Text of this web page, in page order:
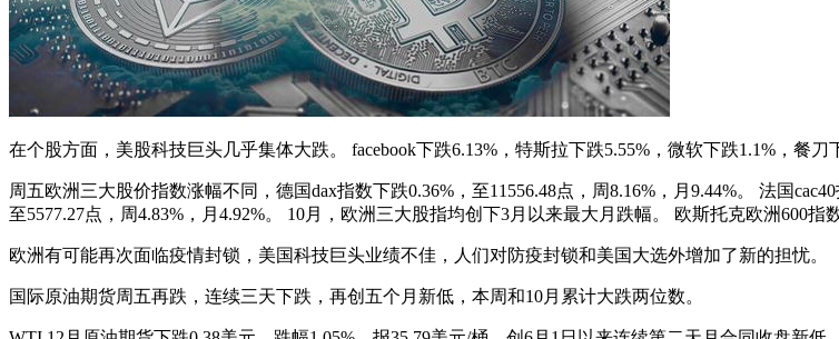
在个股方面，美股科技巨头几乎集体大跌。 facebook下跌6.13%，特斯拉下跌5.55%，微软下跌1.1%，餐
周五欧洲三大股价指数涨幅不同，德国dax指数下跌0.36%，至11556.48点，周8.16%，月9.44%。 法国
至5577.27点，周4.83%，月4.92%。 10月，欧洲三大股指均创下3月以来最大月跌幅。 欧斯托克欧洲600指
欧洲有可能再次面临疫情封锁，美国科技巨头业绩不佳，人们对防疫封锁和美国大选外增加了新的担忧。
国际原油期货周五再跌，连续三天下跌，再创五个月新低，本周和10月累计大跌两位数。